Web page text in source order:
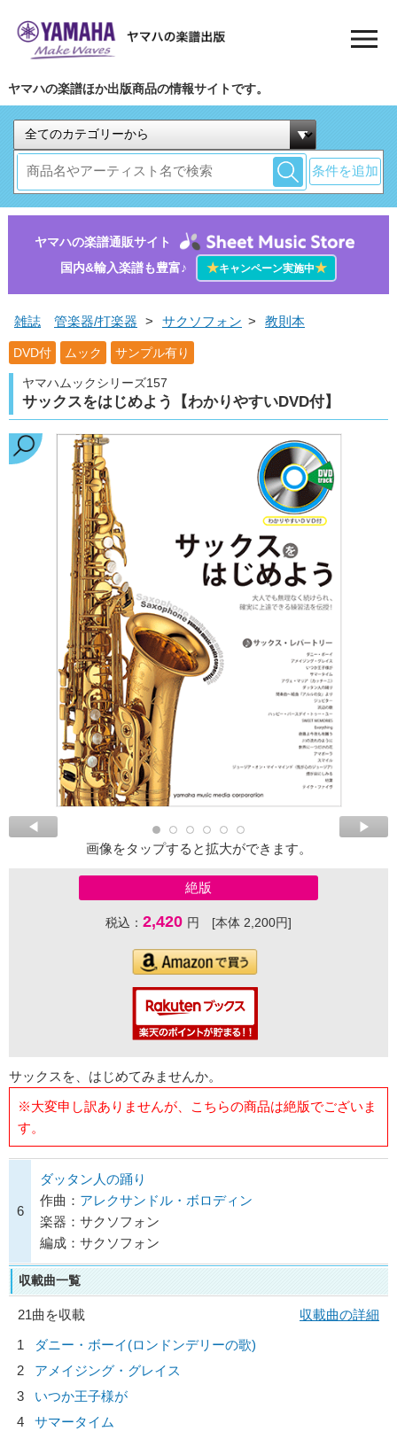
ヤマハの楽譜ほか出版商品の情報サイトです。
条件を追加
ヤマハの楽譜通販サイト
国内&輸入楽譜も豊富♪
★キャンペーン実施中★
雑誌 管楽器/打楽器 > サクソフォン > 教則本
DVD付 ムック サンプル有り
ヤマハムックシリーズ157
サックスをはじめよう【わかりやすいDVD付】
画像をタップすると拡大ができます。
絶版
税込： 2,420 円 [本体 2,200円]
サックスを、はじめてみませんか。
※大変申し訳ありませんが、こちらの商品は絶版でございま
す。
6
ダッタン人の踊り
作曲： アレクサンドル・ボロディン
楽器：サクソフォン
編成：サクソフォン
収載曲一覧
21曲を収載
収載曲の詳細
1
ダニー・ボーイ(ロンドンデリーの歌)
2
アメイジング・グレイス
3
いつか王子様が
4
サマータイム